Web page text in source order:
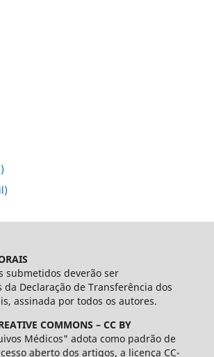
submetidos deverão ser
da Declaração de Transferência dos
assinada por todos os autores.
COMMONS – CC BY
Médicos" adota como padrão de
aberto dos artigos, a licença CC-